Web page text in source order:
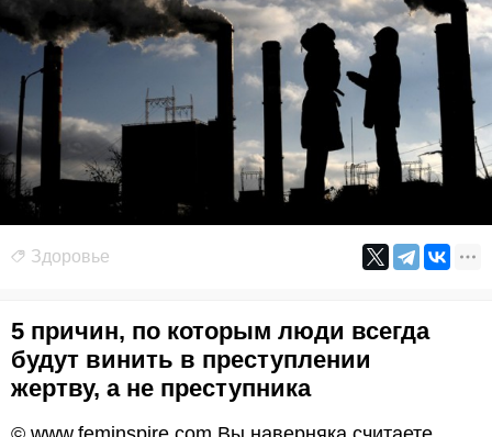
Здоровье
5 причин, по которым люди всегда
будут винить в преступлении
жертву, а не преступника